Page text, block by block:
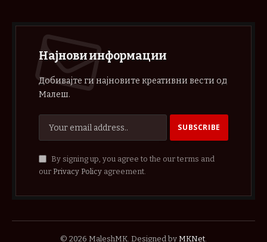
Најнови информации
Добивајте ги најновите креативни вести од
Малеш.
By signing up, you agree to the our terms and
our Privacy Policyagreement.
© 2026 MaleshMK. Designed by MKNet.